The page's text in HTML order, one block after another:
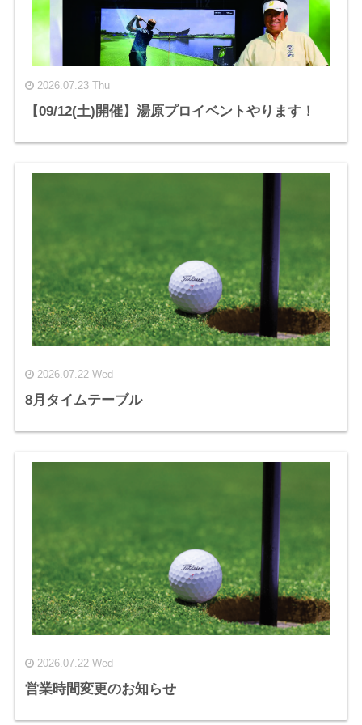
2026.07.23 Thu
【09/12(土)開催】湯原プロイベントやります！
2026.07.22 Wed
8月タイムテーブル
2026.07.22 Wed
営業時間変更のお知らせ